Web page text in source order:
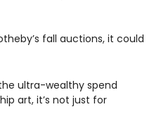
fall auctions, it could
ultra-wealthy spend
art, it’s not just for